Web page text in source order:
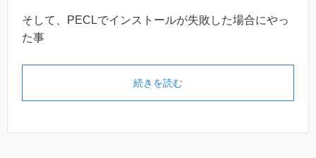
そして、PECLでインストールが失敗した場合にやっ
た事
続きを読む